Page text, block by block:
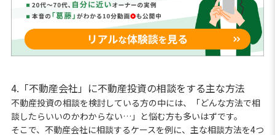
4.「不動産会社」に不動産投資の相談をする主な方法
不動産投資の相談を検討している方の中には、「どんな方法で相
談したらいいのかわからない…」と悩む方も多いはずです。
そこで、不動産会社に相談するケースを例に、主な相談方法を4つ